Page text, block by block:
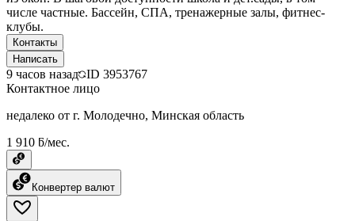
числе частные. Бассейн, СПА, тренажерные залы, фитнес-
клубы.
Контакты
Написать
9 часов назад ID 3953767
Контактное лицо
недалеко от г. Молодечно, Минская область
1 910 ƃ/мес.
Конвертер валют